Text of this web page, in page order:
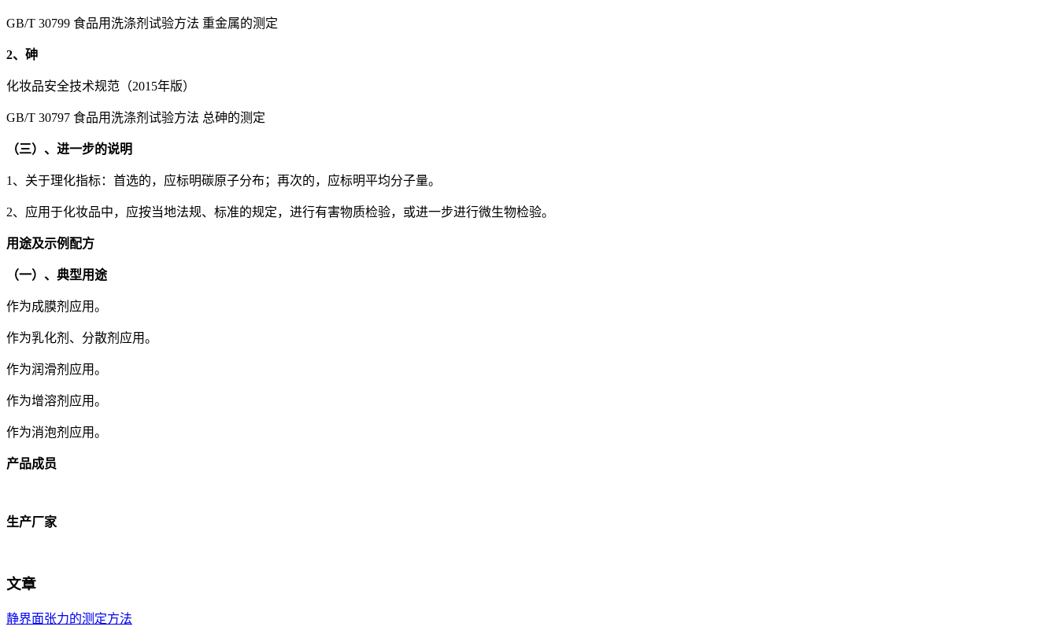
GB/T 30799 食品用洗涤剂试验方法 重金属的测定
2、砷
化妆品安全技术规范（2015年版）
GB/T 30797 食品用洗涤剂试验方法 总砷的测定
（三）、进一步的说明
1、关于理化指标：首选的，应标明碳原子分布；再次的，应标明平均分子量。
2、应用于化妆品中，应按当地法规、标准的规定，进行有害物质检验，或进一步进行微生物检验。
用途及示例配方
（一）、典型用途
作为成膜剂应用。
作为乳化剂、分散剂应用。
作为润滑剂应用。
作为增溶剂应用。
作为消泡剂应用。
产品成员
生产厂家
文章
静界面张力的测定方法